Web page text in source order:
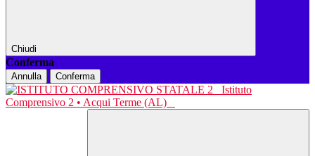
Chiudi
Conferma
Annulla Conferma
Istituto
Comprensivo 2 • Acqui Terme (AL)